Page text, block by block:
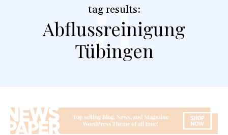
tag results:
Abflussreinigung
Tübingen